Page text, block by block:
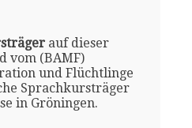
auf dieser
vom (BAMF)
und Flüchtlinge
Sprachkursträger
in Gröningen.